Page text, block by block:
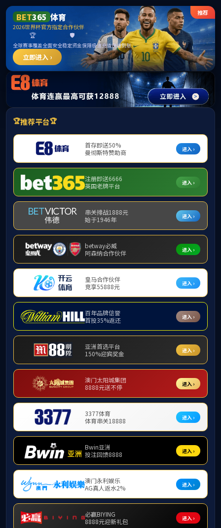
太阳成集团tyc138(中国区)官方网站-Official
Platform
业务领域
道路工程 桥梁工程 城市隧道
水环境工程
中山市翠亨科技新城地下空间工程